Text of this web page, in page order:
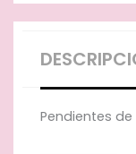
Pendientes